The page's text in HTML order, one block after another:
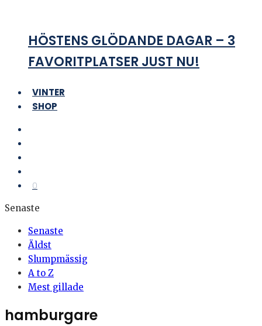
HÖSTENS GLÖDANDE DAGAR – 3
FAVORITPLATSER JUST NU!
VINTER
SHOP
0
Senaste
Senaste
Äldst
Slumpmässig
A to Z
Mest gillade
hamburgare